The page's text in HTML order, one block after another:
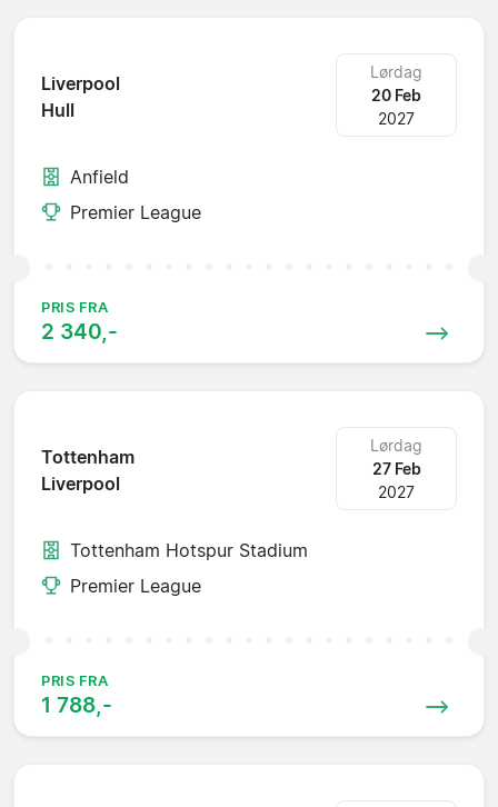
Liverpool
Hull
Lørdag
20 Feb
2027
Anfield
Premier League
PRIS FRA
2 340,-
Tottenham
Liverpool
Lørdag
27 Feb
2027
Tottenham Hotspur Stadium
Premier League
PRIS FRA
1 788,-